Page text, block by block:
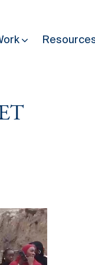
Other Resources
International Days
Resilience Webcast